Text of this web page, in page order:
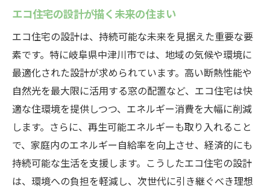
エコ住宅の設計が描く未来の住まい
エコ住宅の設計は、持続可能な未来を見据えた重要な要
素です。特に岐阜県中津川市では、地域の気候や環境に
最適化された設計が求められています。高い断熱性能や
自然光を最大限に活用する窓の配置など、エコ住宅は快
適な住環境を提供しつつ、エネルギー消費を大幅に削減
します。さらに、再生可能エネルギーも取り入れること
で、家庭内のエネルギー自給率を向上させ、経済的にも
持続可能な生活を支援します。こうしたエコ住宅の設計
は、環境への負担を軽減し、次世代に引き継ぐべき理想